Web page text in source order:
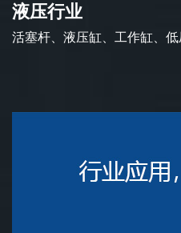
液压行业
活塞杆、液压缸、工作缸、